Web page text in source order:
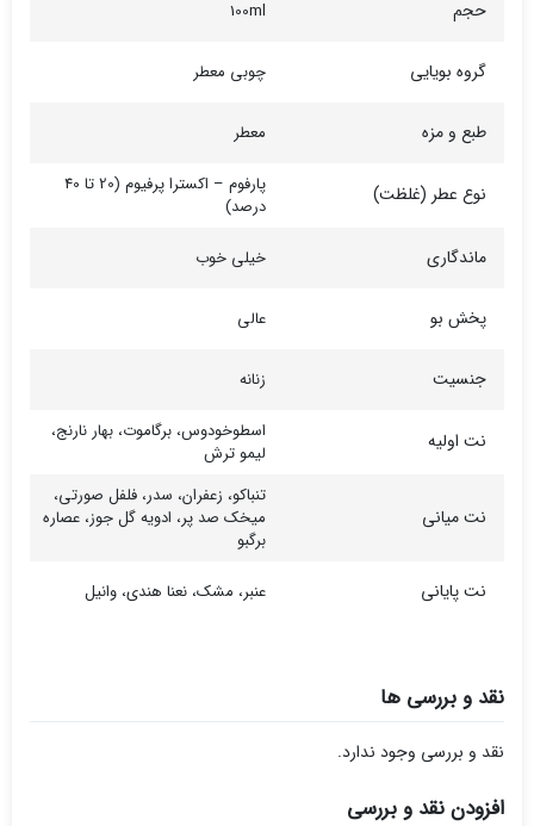
حجم 100ml
گروه بویایی چوبی معطر
طبع و مزه معطر
نوع عطر (غلظت)
پارفوم – اکسترا پرفیوم (20 تا 40
درصد)
ماندگاری خیلی خوب
پخش بو عالی
جنسیت زنانه
نت اولیه
اسطوخودوس، برگاموت، بهار نارنج،
لیمو ترش
نت میانی
تنباکو، زعفران، سدر، فلفل صورتی،
میخک صد پر، ادویه گل جوز، عصاره
برگبو
نت پایانی عنبر، مشک، نعنا هندی، وانیل
نقد و بررسی ها
نقد و بررسی وجود ندارد.
افزودن نقد و بررسی